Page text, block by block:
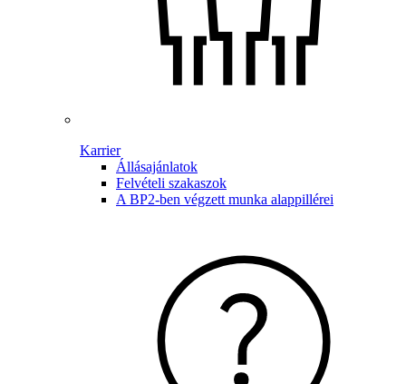
Karrier
Állásajánlatok
Felvételi szakaszok
A BP2-ben végzett munka alappillérei